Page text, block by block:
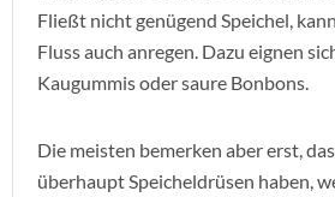
Fließt nicht genügend Speichel,
Fluss auch anregen. Dazu eignen
Kaugummis oder saure Bonbons.
Die meisten bemerken aber erst,
überhaupt Speicheldrüsen haben,